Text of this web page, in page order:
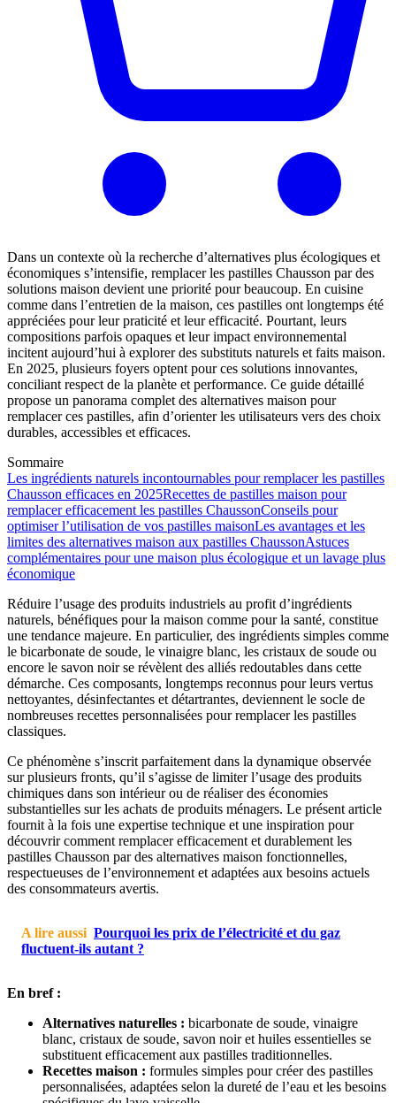
Dans un contexte où la recherche d’alternatives plus écologiques et
économiques s’intensifie, remplacer les pastilles Chausson par des
solutions maison devient une priorité pour beaucoup. En cuisine
comme dans l’entretien de la maison, ces pastilles ont longtemps été
appréciées pour leur praticité et leur efficacité. Pourtant, leurs
compositions parfois opaques et leur impact environnemental
incitent aujourd’hui à explorer des substituts naturels et faits maison.
En 2025, plusieurs foyers optent pour ces solutions innovantes,
conciliant respect de la planète et performance. Ce guide détaillé
propose un panorama complet des alternatives maison pour
remplacer ces pastilles, afin d’orienter les utilisateurs vers des choix
durables, accessibles et efficaces.
Sommaire
Les ingrédients naturels incontournables pour remplacer les pastilles
Chausson efficaces en 2025Recettes de pastilles maison pour
remplacer efficacement les pastilles ChaussonConseils pour
optimiser l’utilisation de vos pastilles maisonLes avantages et les
limites des alternatives maison aux pastilles ChaussonAstuces
complémentaires pour une maison plus écologique et un lavage plus
économique
Réduire l’usage des produits industriels au profit d’ingrédients
naturels, bénéfiques pour la maison comme pour la santé, constitue
une tendance majeure. En particulier, des ingrédients simples comme
le bicarbonate de soude, le vinaigre blanc, les cristaux de soude ou
encore le savon noir se révèlent des alliés redoutables dans cette
démarche. Ces composants, longtemps reconnus pour leurs vertus
nettoyantes, désinfectantes et détartrantes, deviennent le socle de
nombreuses recettes personnalisées pour remplacer les pastilles
classiques.
Ce phénomène s’inscrit parfaitement dans la dynamique observée
sur plusieurs fronts, qu’il s’agisse de limiter l’usage des produits
chimiques dans son intérieur ou de réaliser des économies
substantielles sur les achats de produits ménagers. Le présent article
fournit à la fois une expertise technique et une inspiration pour
découvrir comment remplacer efficacement et durablement les
pastilles Chausson par des alternatives maison fonctionnelles,
respectueuses de l’environnement et adaptées aux besoins actuels
des consommateurs avertis.
A lire aussi Pourquoi les prix de l’électricité et du gaz
fluctuent-ils autant ?
En bref :
Alternatives naturelles : bicarbonate de soude, vinaigre
blanc, cristaux de soude, savon noir et huiles essentielles se
substituent efficacement aux pastilles traditionnelles.
Recettes maison : formules simples pour créer des pastilles
personnalisées, adaptées selon la dureté de l’eau et les besoins